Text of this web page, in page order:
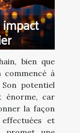
bien que
commencé à
potentiel
énorme, car
la façon
et